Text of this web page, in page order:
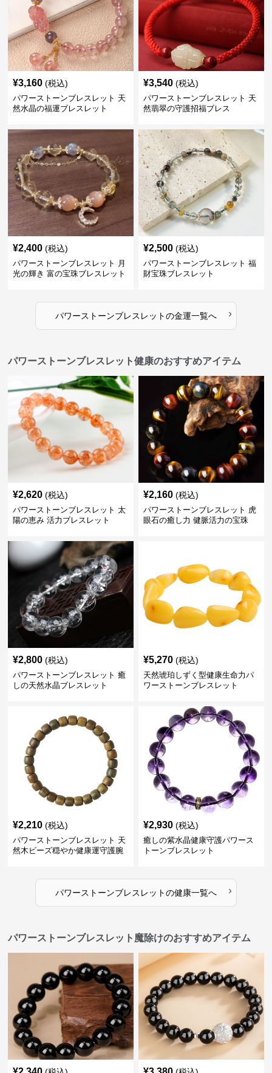
¥3,160 (税込)
パワーストーンブレスレット 天
然水晶の福運ブレスレット
¥3,540 (税込)
パワーストーンブレスレット 天
然翡翠の守護招福ブレス
¥2,400 (税込)
パワーストーンブレスレット 月
光の輝き 富の宝珠ブレスレット
¥2,500 (税込)
パワーストーンブレスレット 福
財宝珠ブレスレット
パワーストーンブレスレットの金運一覧へ ›
パワーストーンブレスレット健康のおすすめアイテム
¥2,620 (税込)
パワーストーンブレスレット 太
陽の恵み 活力ブレスレット
¥2,160 (税込)
パワーストーンブレスレット 虎
眼石の癒し力 健脈活力の宝珠
¥2,800 (税込)
パワーストーンブレスレット 癒
しの天然水晶ブレスレット
¥5,270 (税込)
天然琥珀しずく型健康生命力パ
ワーストーンブレスレット
¥2,210 (税込)
パワーストーンブレスレット 天
然木ビーズ穏やか健康運守護腕
¥2,930 (税込)
癒しの紫水晶健康守護パワース
トーンブレスレット
パワーストーンブレスレットの健康一覧へ ›
パワーストーンブレスレット魔除けのおすすめアイテム